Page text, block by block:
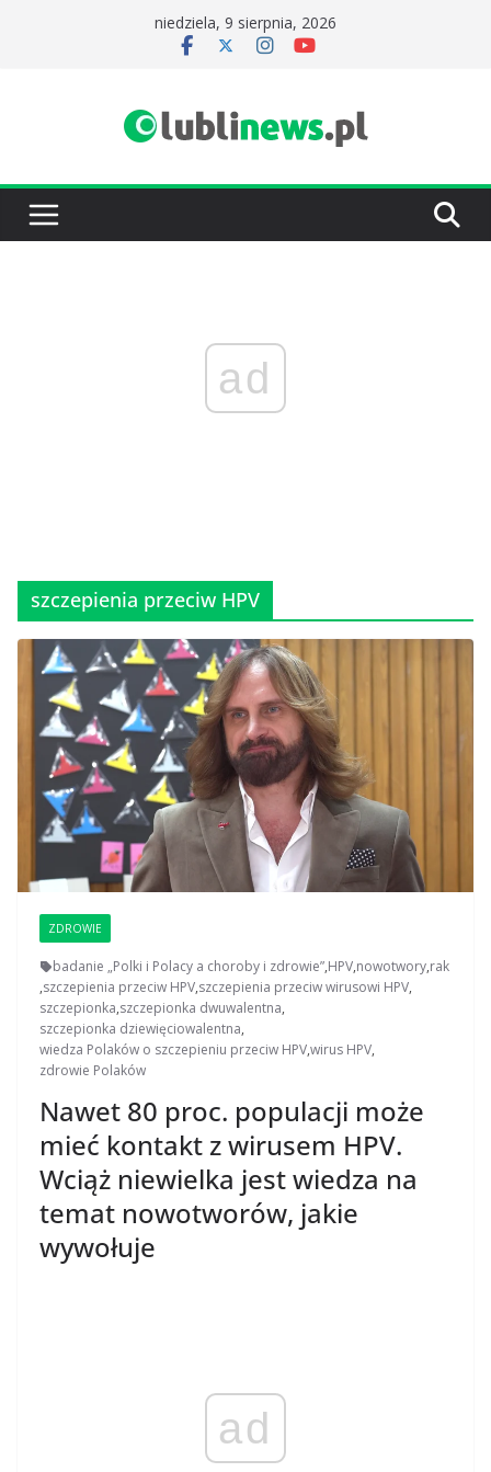
niedziela, 9 sierpnia, 2026
ad
szczepienia przeciw HPV
ZDROWIE
badanie „Polki i Polacy a choroby i zdrowie”,HPV,nowotwory,rak
,szczepienia przeciw HPV,szczepienia przeciw wirusowi HPV,
szczepionka,szczepionka dwuwalentna,
szczepionka dziewięciowalentna,
wiedza Polaków o szczepieniu przeciw HPV,wirus HPV,
zdrowie Polaków
Nawet 80 proc. populacji może
mieć kontakt z wirusem HPV.
Wciąż niewielka jest wiedza na
temat nowotworów, jakie
wywołuje
ad